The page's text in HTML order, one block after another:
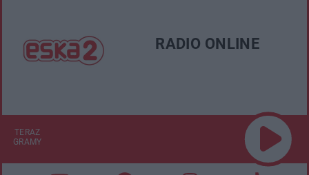
RADIO ONLINE
TERAZ
GRAMY